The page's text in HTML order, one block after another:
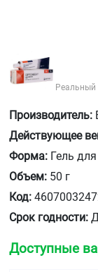
Реальный
Производитель:
Действующее
Форма: Гель
Объем: 50 г
Код:
Срок годности:
Доступные